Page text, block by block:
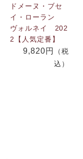
ドメーヌ・ブセ
イ・ローラン
ヴォルネイ 202
2【人気定番】
9,820円
（税
込）